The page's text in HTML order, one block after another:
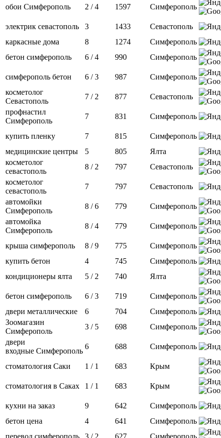
обои Симферополь
2 / 4 1597 Симферополь
электрик севастополь 3 1433
Севастополь
каркасные дома
8 1274
Симферополь
бетон симферополь
6 / 4 990 Симферополь
симферополь бетон 6 / 3 987
Симферополь
косметолог
Севастополь
7 / 2 877
Севастополь
профнастил
Симферополь
7 831 Симферополь
купить пленку 7 815
Симферополь
медицинские центры
5 805
Ялта
косметолог
севастополь
8 / 2 797
Севастополь
косметолог
севастополь
7 797
Севастополь
автомойки
Симферополь
8 / 6 779
Симферополь
автомойка
Симферополь
8 / 4 779 Симферополь
крыша симферополь 8 / 9 775
Симферополь
купить бетон
4 745
Симферополь
кондиционеры ялта
5 / 2 740 Ялта
бетон симферополь 6 / 3 719
Симферополь
двери металлические
6 704
Симферополь
Зоомагазин
Симферополь
3 / 5 698
Симферополь
двери
входные Симферополь
6 688 Симферополь
стоматология Саки 1 / 1 683 Крым
стоматология в Саках 1 / 1 683 Крым
кухни на заказ 9 642
Симферополь
бетон цена
4 641
Симферополь
перевод симферополь
3 / 2 627
Симферополь